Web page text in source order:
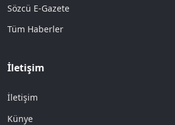
Sözcü E-Gazete
Tüm Haberler
İletişim
İletişim
Künye